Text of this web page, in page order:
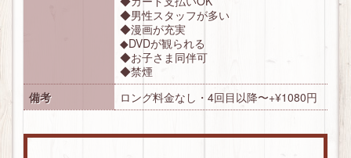
◆男性スタッフが多い
◆漫画が充実
◆DVDが観られる
◆お子さま同伴可
◆禁煙
備考
ロング料金なし・4回目以降〜+¥1080円